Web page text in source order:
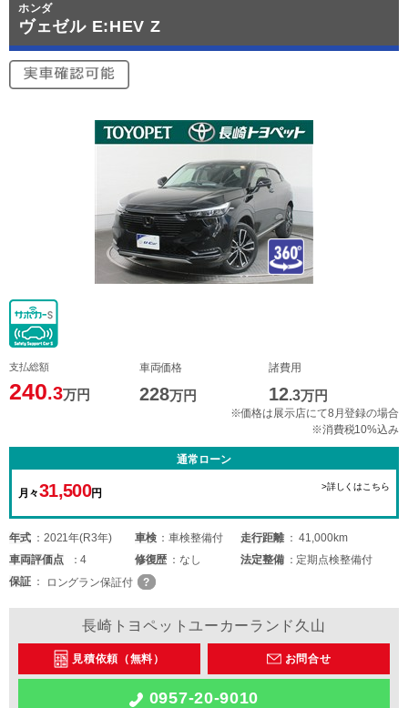
ホンダ
ヴェゼル E:HEV Z
支払総額
240.3万円
車両価格
228万円
諸費用
12.3万円
※価格は展示店にて8月登録の場合
※消費税10%込み
通常ローン
月々31,500円
>詳しくはこちら
年式 2021年(R3年) 車検 車検整備付 走行距離
41,000km
車両評価点 4 修復歴 なし 法定整備
定期点検整備付
保証
ロングラン保証付
長崎トヨペットユーカーランド久山
見積依頼（無料） お問合せ
0957-20-9010